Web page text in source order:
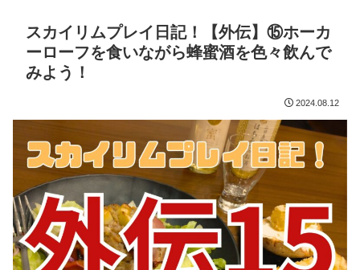
スカイリムプレイ日記！【外伝】⑮ホーカ
ーローフを食いながら蜂蜜酒を色々飲んで
みよう！
2024.08.12